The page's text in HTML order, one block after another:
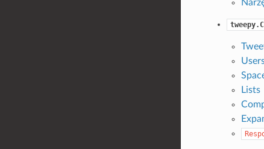
Lists